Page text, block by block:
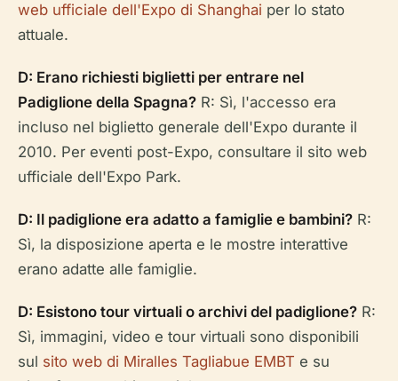
web ufficiale dell'Expo di Shanghai per lo stato
attuale.
D: Erano richiesti biglietti per entrare nel
Padiglione della Spagna? R: Sì, l'accesso era
incluso nel biglietto generale dell'Expo durante il
2010. Per eventi post-Expo, consultare il sito web
ufficiale dell'Expo Park.
D: Il padiglione era adatto a famiglie e bambini? R:
Sì, la disposizione aperta e le mostre interattive
erano adatte alle famiglie.
D: Esistono tour virtuali o archivi del padiglione? R:
Sì, immagini, video e tour virtuali sono disponibili
sul sito web di Miralles Tagliabue EMBT e su